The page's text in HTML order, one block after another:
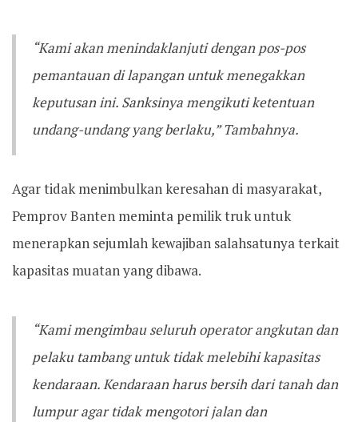
“Kami akan menindaklanjuti dengan pos-pos
pemantauan di lapangan untuk menegakkan
keputusan ini. Sanksinya mengikuti ketentuan
undang-undang yang berlaku,” Tambahnya.
Agar tidak menimbulkan keresahan di masyarakat,
Pemprov Banten meminta pemilik truk untuk
menerapkan sejumlah kewajiban salahsatunya terkait
kapasitas muatan yang dibawa.
“Kami mengimbau seluruh operator angkutan dan
pelaku tambang untuk tidak melebihi kapasitas
kendaraan. Kendaraan harus bersih dari tanah dan
lumpur agar tidak mengotori jalan dan